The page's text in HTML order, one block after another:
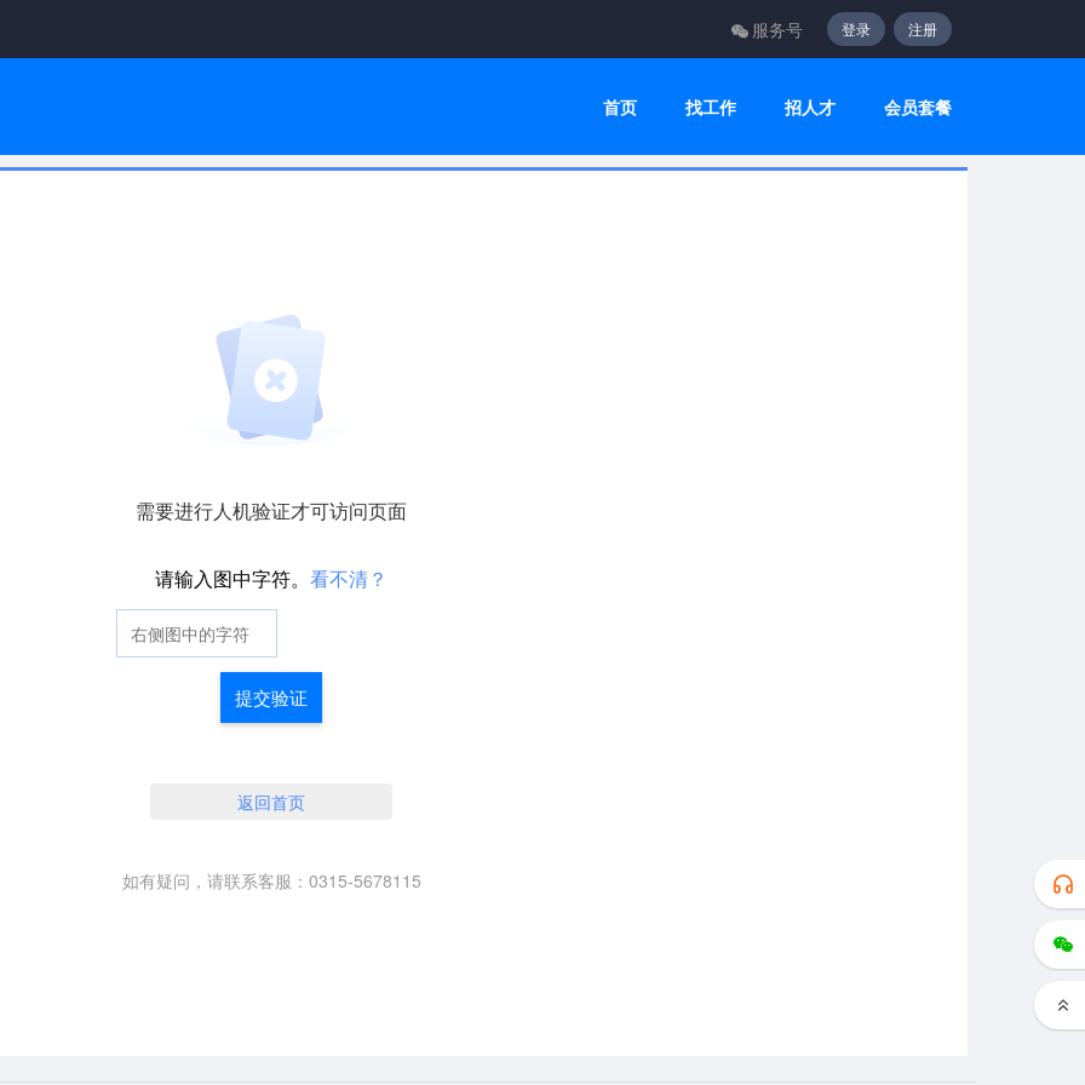
服务号 登录 注册
首页 找工作 招人才 会员套餐
需要进行人机验证才可访问页面
请输入图中字符。 看不清？
提交验证
返回首页
如有疑问，请联系客服：0315-5678115